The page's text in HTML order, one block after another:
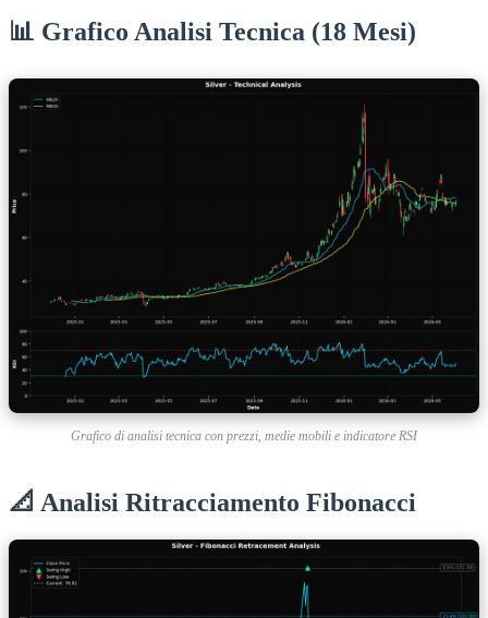
📊 Grafico Analisi Tecnica (18 Mesi)
Grafico di analisi tecnica con prezzi, medie mobili e indicatore RSI
📐 Analisi Ritracciamento Fibonacci